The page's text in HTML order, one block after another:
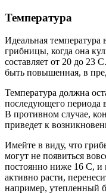
Температура
Идеальная
грибницы, когда она
составляет от 20 до 23
быть повышенная, в
Температура должна
последующего периода
В противном случае,
приведет к
Имейте в виду, что
могут не появиться
постоянно ниже 16 С, и
активно расти,
например, утепленный